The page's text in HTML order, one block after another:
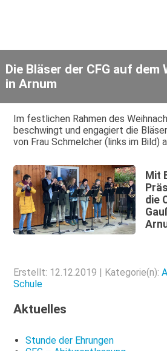
Die Bläser der CFG auf
in Arnum
Im festlichen Rahmen des
beschwingt und engagiert die
von Frau Schmelcher (links im Bild)
Mit
die
Erstellt: 12.12.2019 | Kategorie(n):
Schule
Aktuelles
Stunde der Ehrungen